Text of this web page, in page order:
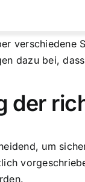
verschiedene
dazu bei,
der
um